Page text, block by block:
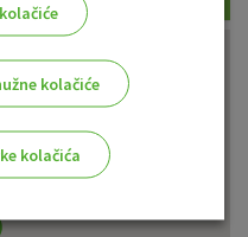
kolačiće
kolačića